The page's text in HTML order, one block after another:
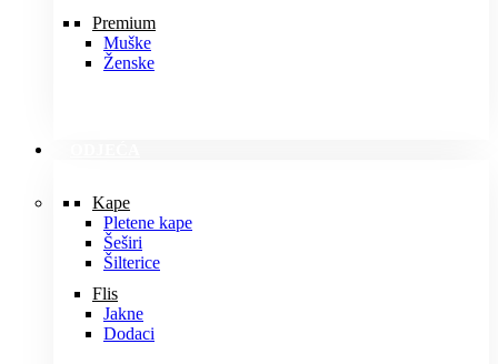
Premium
Muške
Ženske
Kape
Pletene kape
Šeširi
Šilterice
Flis
Jakne
Dodaci